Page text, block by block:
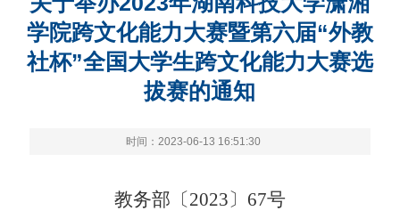
学院跨文化能力大赛暨第六届“外教
社杯”全国大学生跨文化能力大赛选
拔赛的通知
时间：2023-06-13 16:51:30
教务部〔2023〕 67号